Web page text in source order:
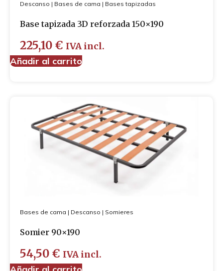
Descanso | Bases de cama | Bases tapizadas
Base tapizada 3D reforzada 150×190
225,10 € IVA incl.
Añadir al carrito
Bases de cama | Descanso | Somieres
Somier 90×190
54,50 € IVA incl.